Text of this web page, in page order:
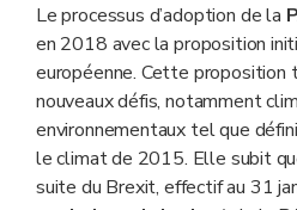
Le processus d’adoption de la
en 2018 avec la proposition
européenne. Cette proposition
nouveaux défis, notamment
environnementaux tel que
le climat de 2015. Elle subit
suite du Brexit, effectif au 31